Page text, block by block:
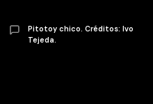
Pitotoy chico. Créditos: Ivo
Tejeda.